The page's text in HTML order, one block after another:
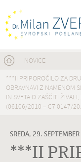
Nahajate se tukaj
NOVICE
***II PRIPOROČILO ZA
OBRAVNAVI Z NAMENOM
IN SVETA O ZAŠČITI
(06106/2010 – C7 0147/
SREDA, 29.
***II